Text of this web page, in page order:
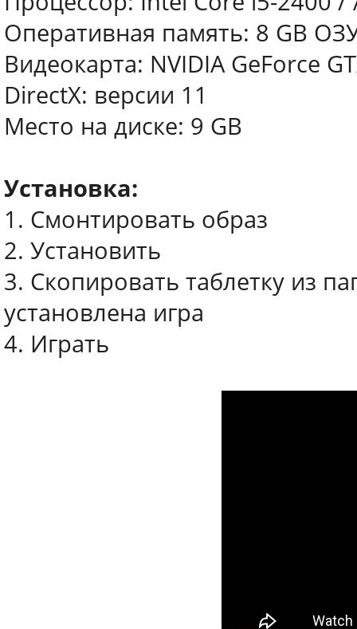
Оперативная память: 8 GB
Видеокарта: NVIDIA GeForce
DirectX: версии 11
Место на диске: 9 GB
Установка:
1. Смонтировать образ
2. Установить
3. Скопировать таблетку из
установлена игра
4. Играть